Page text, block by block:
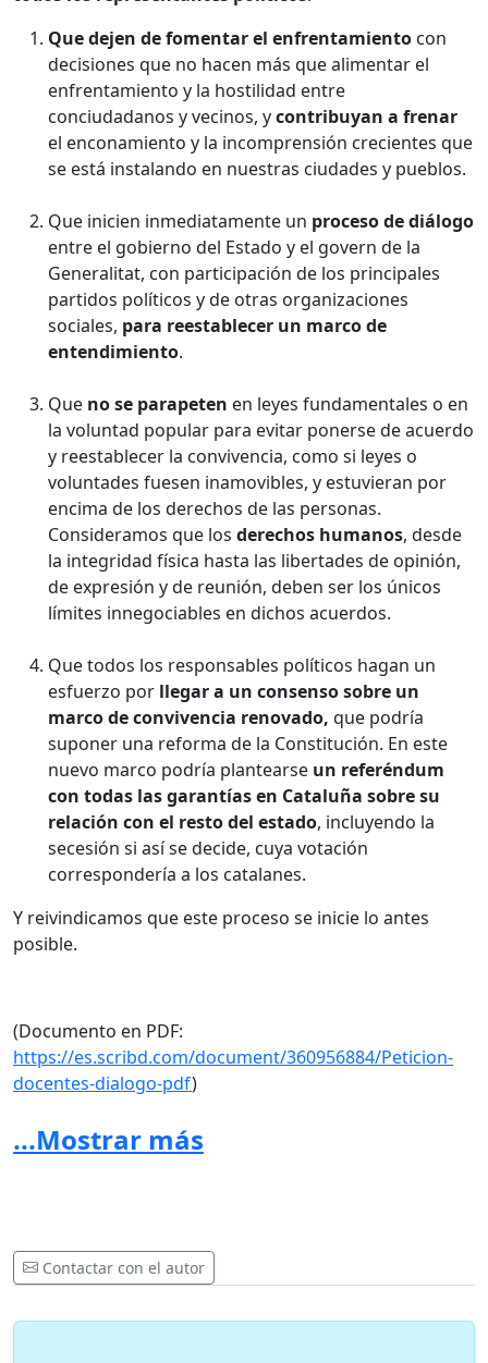
Que dejen de fomentar el enfrentamiento con
decisiones que no hacen más que alimentar el
enfrentamiento y la hostilidad entre
conciudadanos y vecinos, ycontribuyan a frenar
el enconamiento y la incomprensión crecientes que
se está instalando en nuestras ciudades y pueblos.
Que inicien inmediatamente un proceso dediálogo
entre el gobierno del Estado y el govern de la
Generalitat, con participación de los principales
partidos políticos y de otras organizaciones
sociales, para reestablecer un marco de
entendimiento.
Que no se parapeten en leyes fundamentales o en
la voluntad popular para evitar ponerse de acuerdo
y reestablecer la convivencia, como si leyes o
voluntades fuesen inamovibles, y estuvieran por
encima de los derechos de las personas.
Consideramos que los derechos humanos, desde
la integridad física hasta las libertades de opinión,
de expresión y de reunión, deben ser los únicos
límites innegociables en dichos acuerdos.
Que todos los responsables políticos hagan un
esfuerzo por llegar a un consenso sobre un
marco de convivencia renovado, que podría
suponer una reforma de la Constitución. En este
nuevo marco podría plantearse un referéndum
con todas las garantías en Cataluña sobre su
relación con el resto del estado, incluyendo la
secesión si así se decide, cuya votación
correspondería a los catalanes.
Y reivindicamos que este proceso se inicie lo antes
posible.
(Documento en PDF:
https://es.scribd.com/document/360956884/Peticion-
docentes-dialogo-pdf)
...Mostrar más
Contactar con el autor